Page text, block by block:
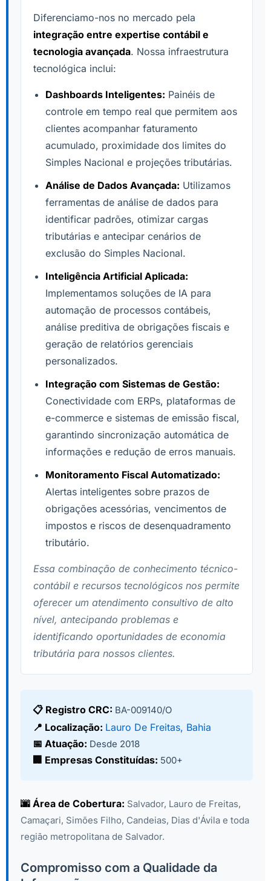
Diferenciamo-nos no mercado pela
integração entre expertise contábil e
tecnologia avançada. Nossa infraestrutura
tecnológica inclui:
Dashboards Inteligentes: Painéis de
controle em tempo real que permitem aos
clientes acompanhar faturamento
acumulado, proximidade dos limites do
Simples Nacional e projeções tributárias.
Análise de Dados Avançada: Utilizamos
ferramentas de análise de dados para
identificar padrões, otimizar cargas
tributárias e antecipar cenários de
exclusão do Simples Nacional.
Inteligência Artificial Aplicada:
Implementamos soluções de IA para
automação de processos contábeis,
análise preditiva de obrigações fiscais e
geração de relatórios gerenciais
personalizados.
Integração com Sistemas de Gestão:
Conectividade com ERPs, plataformas de
e-commerce e sistemas de emissão fiscal,
garantindo sincronização automática de
informações e redução de erros manuais.
Monitoramento Fiscal Automatizado:
Alertas inteligentes sobre prazos de
obrigações acessórias, vencimentos de
impostos e riscos de desenquadramento
tributário.
Essa combinação de conhecimento técnico-
contábil e recursos tecnológicos nos permite
oferecer um atendimento consultivo de alto
nível, antecipando problemas e
identificando oportunidades de economia
tributária para nossos clientes.
📋 Registro CRC: BA-009140/O
📍 Localização: Lauro De Freitas, Bahia
📅 Atuação: Desde 2018
🏢 Empresas Constituídas: 500+
🌆 Área de Cobertura: Salvador, Lauro de Freitas,
Camaçari, Simões Filho, Candeias, Dias d'Ávila e toda
região metropolitana de Salvador.
Compromisso com a Qualidade da